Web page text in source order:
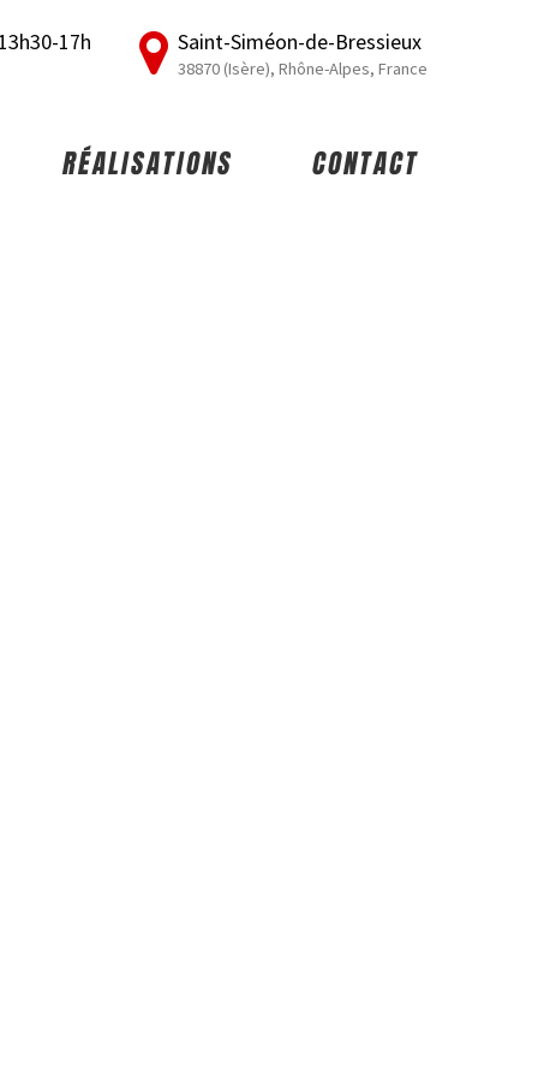
17h
Saint-Siméon-de-Bressieux
38870 (Isère), Rhône-Alpes, France
RÉALISATIONS CONTACT